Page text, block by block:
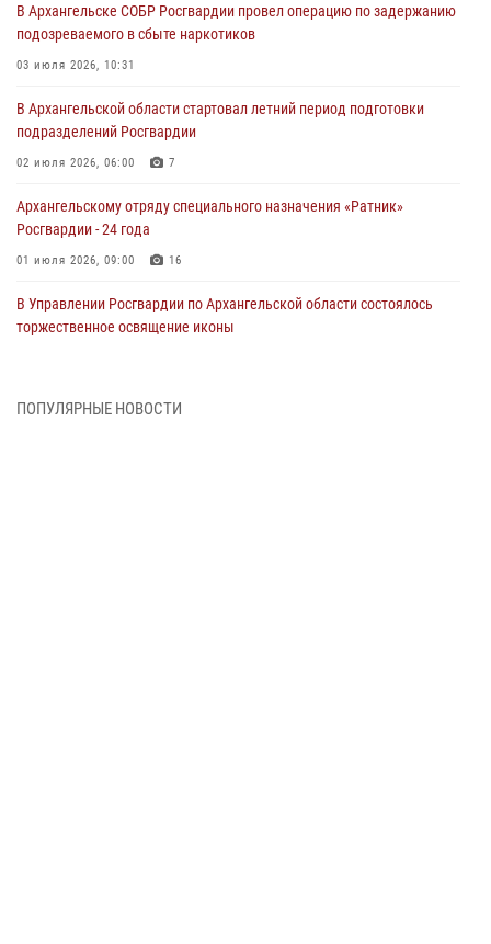
В Архангельске СОБР Росгвардии провел операцию по задержанию
подозреваемого в сбыте наркотиков
03 июля 2026, 10:31
В Архангельской области стартовал летний период подготовки
подразделений Росгвардии
02 июля 2026, 06:00 7
Архангельскому отряду специального назначения «Ратник»
Росгвардии - 24 года
01 июля 2026, 09:00 16
В Управлении Росгвардии по Архангельской области состоялось
торжественное освящение иконы
Военнослужащие по призыву из Архангельской области приняли
ПОПУЛЯРНЫЕ НОВОСТИ